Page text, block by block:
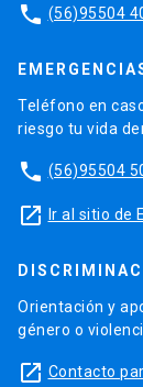
phone (56)95504
Teléfono en
riesgo tu vida
phone (56)95504
launch Ir al sitio de
Orientación y
género o
launch Contacto